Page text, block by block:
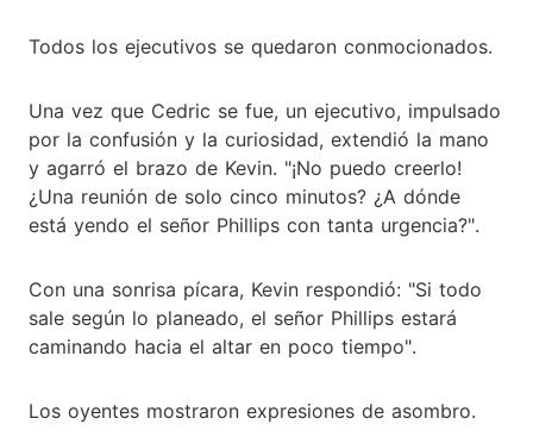
Todos los ejecutivos se quedaron conmocionados.
Una vez que Cedric se fue, un ejecutivo, impulsado
por la confusión y la curiosidad, extendió la mano
y agarró el brazo de Kevin. "¡No puedo creerlo!
¿Una reunión de solo cinco minutos? ¿A dónde
está yendo el señor Phillips con tanta urgencia?".
Con una sonrisa pícara, Kevin respondió: "Si todo
sale según lo planeado, el señor Phillips estará
caminando hacia el altar en poco tiempo".
Los oyentes mostraron expresiones de asombro.